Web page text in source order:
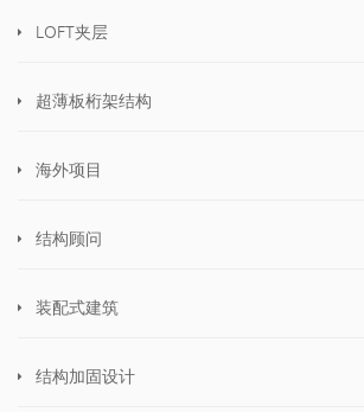
LOFT夹层
超薄板桁架结构
海外项目
结构顾问
装配式建筑
结构加固设计